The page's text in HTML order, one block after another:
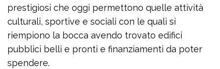
prestigiosi che oggi permettono quelle attività
culturali, sportive e sociali con le quali si
riempiono la bocca avendo trovato edifici
pubblici belli e pronti e finanziamenti da poter
spendere.